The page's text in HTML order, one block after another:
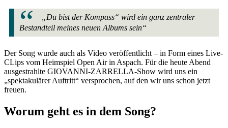
„Du bist der Kompass“ wird ein ganz zentraler
Bestandteil meines neuen Albums sein“
Der Song wurde auch als Video veröffentlicht – in Form eines Live-
CLips vom Heimspiel Open Air in Aspach. Für die heute Abend
ausgestrahlte GIOVANNI-ZARRELLA-Show wird uns ein
„spektakulärer Auftritt“ versprochen, auf den wir uns schon jetzt
freuen.
Worum geht es in dem Song?